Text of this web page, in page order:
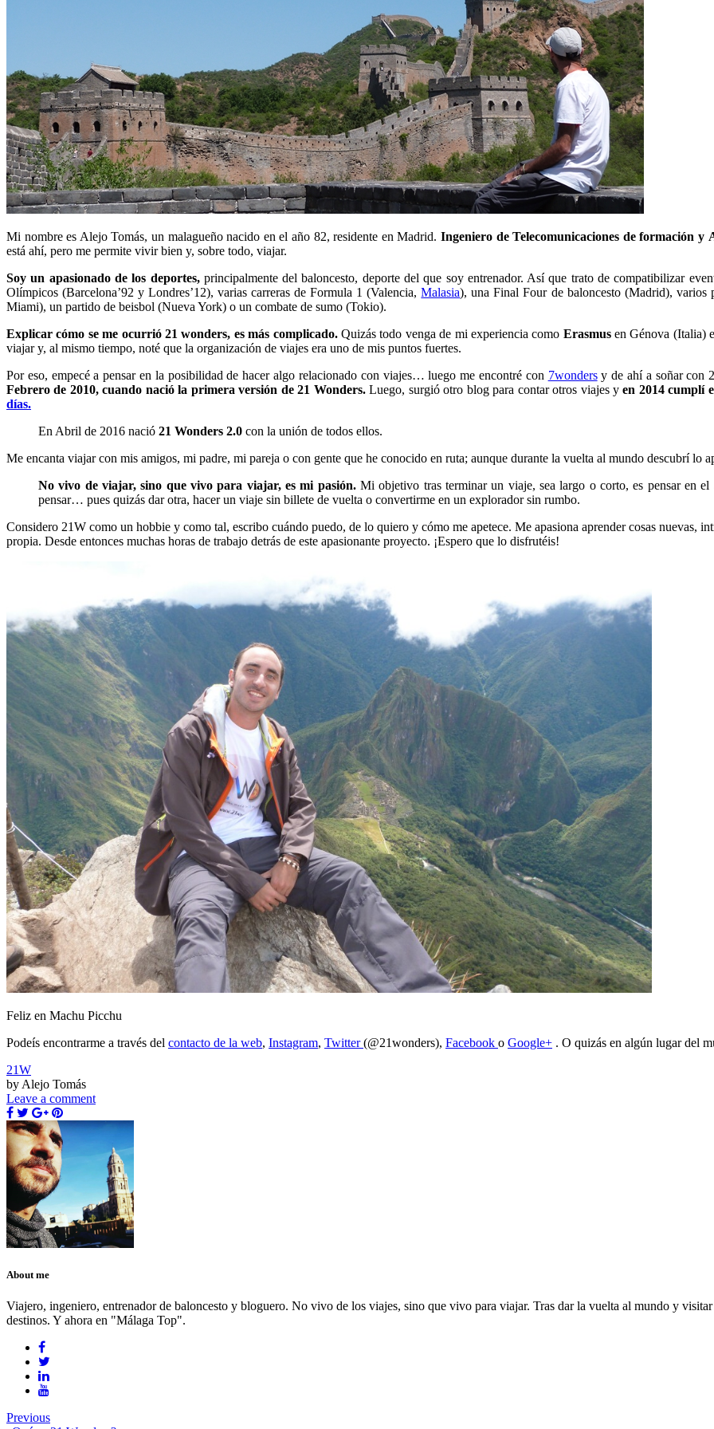
Mi nombre es Alejo Tomás, un malagueño nacido en el año 82, residente en Madrid. Ingeniero de Telecomunicaciones de formación y
está ahí, pero me permite vivir bien y, sobre todo, viajar.
Soy un apasionado de los deportes,principalmente del baloncesto, deporte del que soy entrenador. Así que trato de compatibilizar
Olímpicos (Barcelona’92 y Londres’12), varias carreras de Formula 1 (Valencia,Malasia), una Final Four de baloncesto (Madrid),
Miami), un partido de beisbol (Nueva York) o un combate de sumo (Tokio).
Explicar cómo se me ocurrió 21 wonders, es más complicado.Quizás todo venga de mi experiencia como Erasmusen Génova (Italia)
viajar y, al mismo tiempo, noté que la organización de viajes era uno de mis puntos fuertes.
Por eso, empecé a pensar en la posibilidad de hacer algo relacionado con viajes… luego me encontré con 7wondersy de ahí a soñar con
Febrero de 2010, cuando nació la primera versión de 21 Wonders.Luego, surgió otro blog para contar otros viajes yen 2014 cumplí
días.
En Abril de 2016 nació 21 Wonders 2.0 con la unión de todos ellos.
Me encanta viajar con mis amigos, mi padre, mi pareja o con gente que he conocido en ruta; aunque durante la vuelta al mundo descubrí lo
No vivo de viajar, sino que vivo para viajar, es mi pasión.Mi objetivo tras terminar un viaje, sea largo o corto, es pensar en
pensar… pues quizás dar otra, hacer un viaje sin billete de vuelta o convertirme en un explorador sin rumbo.
Considero 21W como un hobbie y como tal, escribo cuándo puedo, de lo quiero y cómo me apetece. Me apasiona aprender cosas nuevas,
propia. Desde entonces muchas horas de trabajo detrás de este apasionante proyecto. ¡Espero que lo disfrutéis!
Feliz en Machu Picchu
Podeís encontrarme a través del contacto de la web, Instagram, Twitter(@21wonders), Facebook o Google+ . O quizás en algún lugar del
21W
by Alejo Tomás
Leave a comment
About me
Viajero, ingeniero, entrenador de baloncesto y bloguero. No vivo de los viajes, sino que vivo para viajar. Tras dar la vuelta al mundo y
destinos. Y ahora en "Málaga Top".
Previous